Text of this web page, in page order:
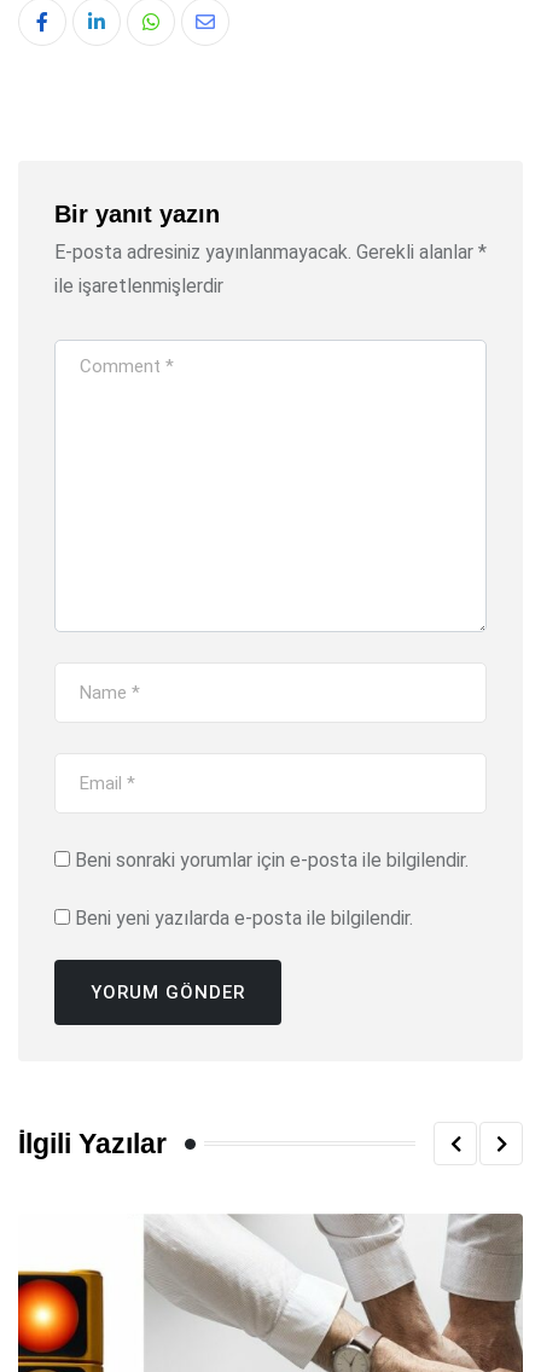
Whatsapp
Share
Bir yanıt yazın
E-posta adresiniz yayınlanmayacak. Gerekli alanlar *
ile işaretlenmişlerdir
Beni sonraki yorumlar için e-posta ile bilgilendir.
Beni yeni yazılarda e-posta ile bilgilendir.
İlgili Yazılar